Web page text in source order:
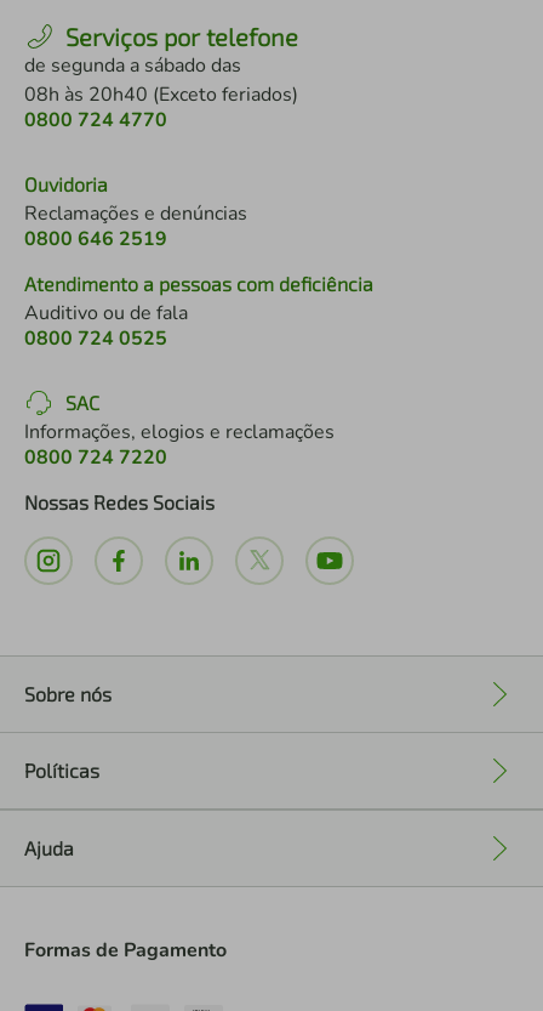
Serviços por telefone
de segunda a sábado das
08h às 20h40 (Exceto feriados)
0800 724 4770
Ouvidoria
Reclamações e denúncias
0800 646 2519
Atendimento a pessoas com deficiência
Auditivo ou de fala
0800 724 0525
SAC
Informações, elogios e reclamações
0800 724 7220
Nossas Redes Sociais
Sobre nós
Políticas
Ajuda
Formas de Pagamento